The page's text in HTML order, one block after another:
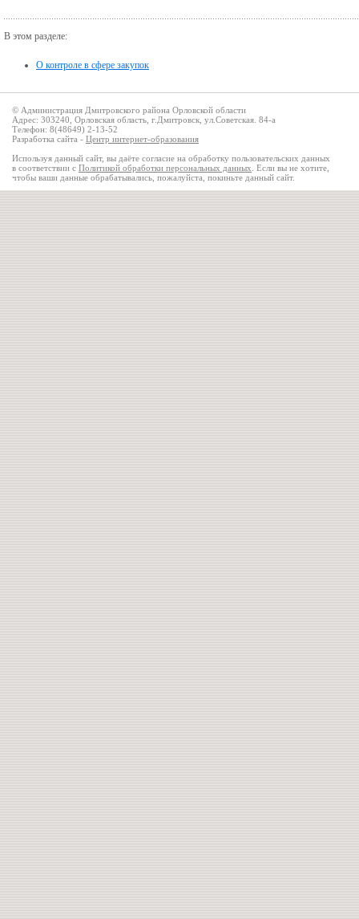
В этом разделе:
О контроле в сфере закупок
© Администрация Дмитровского района Орловской области
Адрес: 303240, Орловская область, г.Дмитровск, ул.Советская. 84-а
Телефон: 8(48649) 2-13-52
Разработка сайта - Центр интернет-образования
Используя данный сайт, вы даёте согласие на обработку пользовательских данных
в соответствии с Политикой обработки персональных данных . Если вы не хотите,
чтобы ваши данные обрабатывались, пожалуйста, покиньте данный сайт.